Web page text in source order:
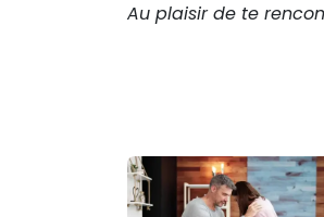
Au plaisir de te